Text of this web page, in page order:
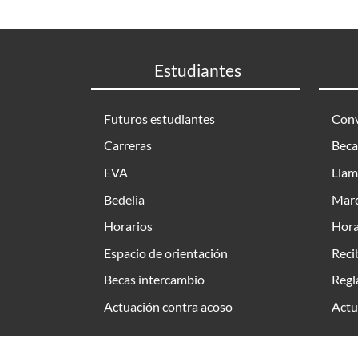
Estudiantes
Futuros estudiantes
Carreras
EVA
Bedelia
Horarios
Espacio de orientación
Becas intercambio
Actuación contra acoso